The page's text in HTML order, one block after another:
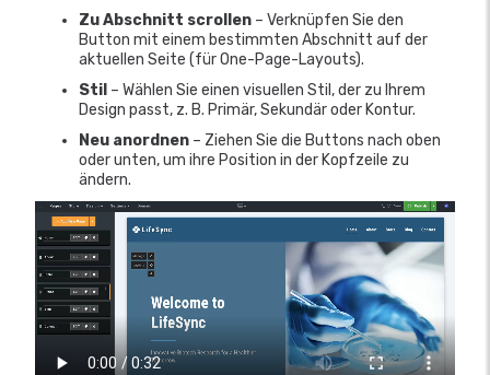
Zu Abschnitt scrollen – Verknüpfen Sie den
Button mit einem bestimmten Abschnitt auf der
aktuellen Seite (für One-Page-Layouts).
Stil – Wählen Sie einen visuellen Stil, der zu Ihrem
Design passt, z. B. Primär, Sekundär oder Kontur.
Neu anordnen – Ziehen Sie die Buttons nach oben
oder unten, um ihre Position in der Kopfzeile zu
ändern.